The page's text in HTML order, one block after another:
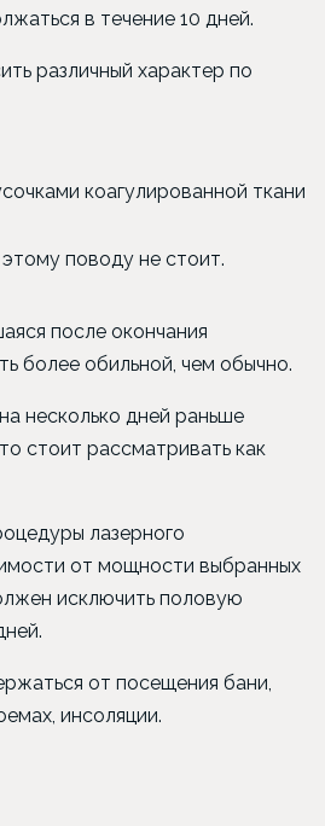
в течение 10 дней.
различный характер по
коагулированной ткани
поводу не стоит.
после окончания
более обильной, чем обычно.
несколько дней раньше
стоит рассматривать как
лазерного
от мощности выбранных
исключить половую
от посещения бани,
инсоляции.